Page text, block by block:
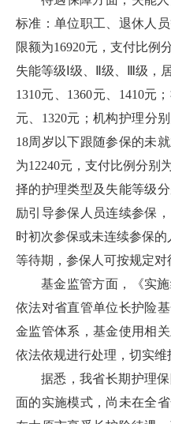
标准：单位职工、退休人
限额为16920元，支付比例
失能等级Ⅰ级、Ⅱ级、Ⅲ级，
1310元、1360元、1410元
元、1320元；机构护理分别
18周岁以下跟随参保的未
为12240元，支付比例分别
择的护理类型及失能等级
励引导参保人员连续参保
时初次参保或未连续参保
等待期，参保人可按规定对
基金监管方面，《实
依法对省直管单位长护险
金监管体系，基金使用相
依法依规进行处理，切实维
据悉，我省长期护理
面的实施模式，尚未在全